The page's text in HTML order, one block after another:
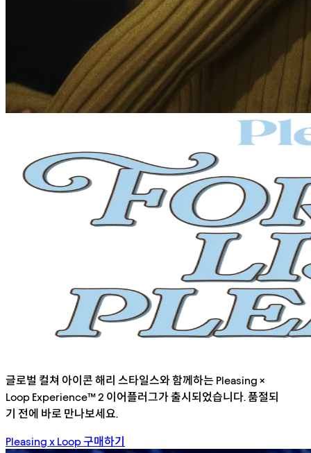
글로벌 컬쳐 아이콘 해리 스타일스와 함께하는 Pleasing ×
Loop Experience™ 2 이어플러그가 출시되었습니다. 품절되
기 전에 바로 만나보세요.
Pleasing x Loop 구매하기